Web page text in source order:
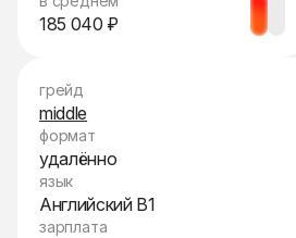
185 040 ₽
грейд
middle
формат
удалённо
язык
Английский B1
зарплата